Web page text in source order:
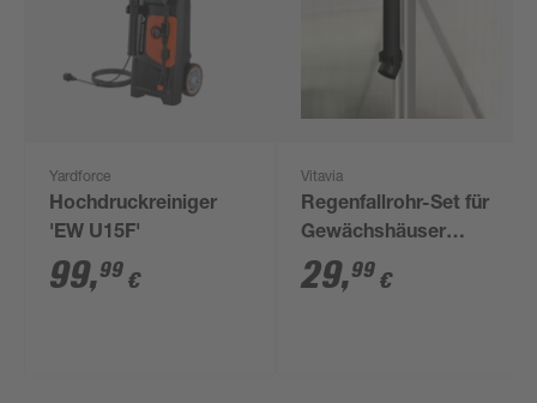
Yardforce
Hochdruckreiniger
'EW U15F'
99,99 €
Vitavia
Regenfallrohr-Set für
Gewächshäuser
'Triton' 2-teilig
29,99 €